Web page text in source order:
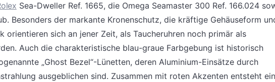
Sea-Dweller Ref. 1665, die Omega Seamaster 300 Ref. 166.024
Besonders der markante Kronenschutz, die kräftige Gehäuseform
orientieren sich an jener Zeit, als Taucheruhren noch primär als
Auch die charakteristische blau-graue Farbgebung ist historisch
„Ghost Bezel“-Lünetten, deren Aluminium-Einsätze durch
ausgeblichen sind. Zusammen mit roten Akzenten entsteht ein